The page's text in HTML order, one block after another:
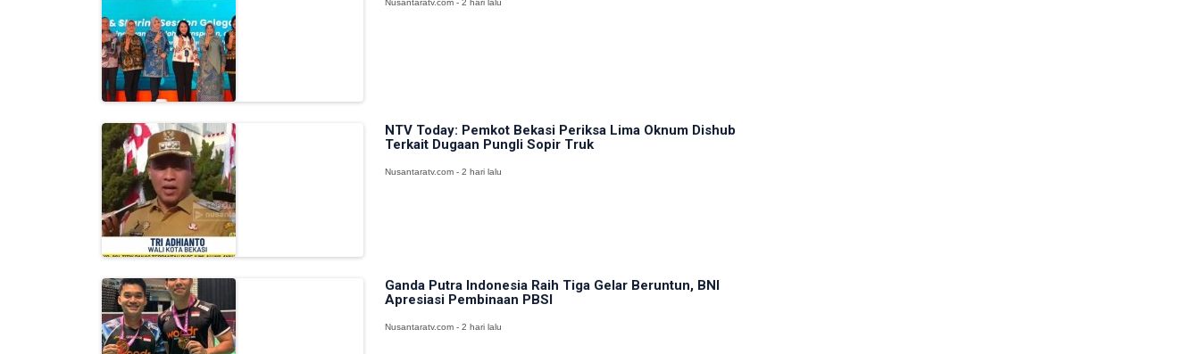
Nusantaratv.com - 2 hari lalu
NTV Today: Pemkot Bekasi Periksa Lima Oknum Dishub
Terkait Dugaan Pungli Sopir Truk
Nusantaratv.com - 2 hari lalu
Ganda Putra Indonesia Raih Tiga Gelar Beruntun, BNI
Apresiasi Pembinaan PBSI
Nusantaratv.com - 2 hari lalu